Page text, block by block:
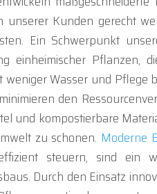
unserer Kunden gerecht
Ein Schwerpunkt
einheimischer Pflanzen,
weniger Wasser und Pflege
den
und kompostierbare
zu schonen. Moderne
steuern, sind ein
Durch den Einsatz